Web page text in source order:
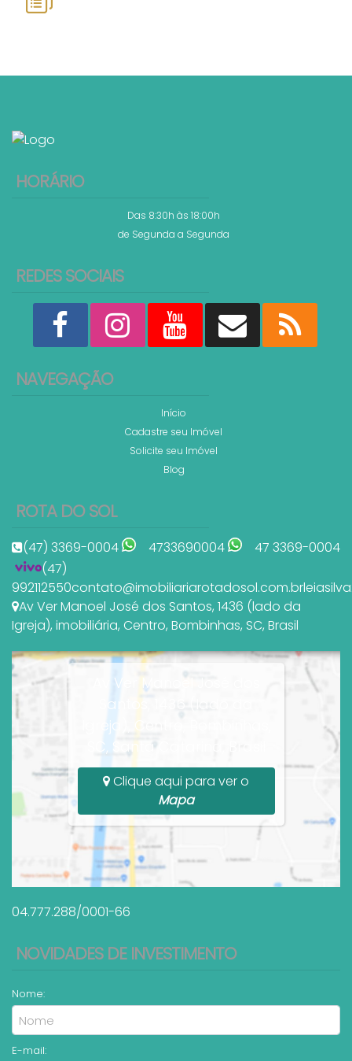
HORÁRIO
Das 8:30h às 18:00h
de Segunda a Segunda
REDES SOCIAIS
NAVEGAÇÃO
Início
Cadastre seu Imóvel
Solicite seu Imóvel
Blog
ROTA DO SOL
(47) 3369-0004 4733690004
47 3369-0004
(47)
992112550contato@imobiliariarotadosol.com.br
Av Ver Manoel José dos Santos, 1436 (lado da
Igreja), imobiliária, Centro, Bombinhas, SC, Brasil
Av Ver Manoel José dos
Santos, 1436 (lado da
Igreja), Centro, Bombinhas,
SC, Santa Catarina, Brasil
Clique aqui para ver o
Mapa
04.777.288/0001-66
NOVIDADES DE INVESTIMENTO
Nome:
E-mail: